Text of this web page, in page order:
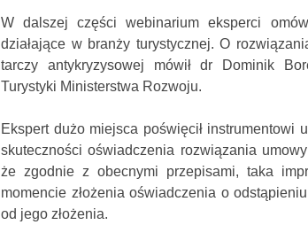
W dalszej części webinarium eksperci
działające w branży turystycznej. O
tarczy antykryzysowej mówił dr Dominik
Turystyki Ministerstwa Rozwoju.
Ekspert dużo miejsca poświęcił instrumentowi
skuteczności oświadczenia rozwiązania
że zgodnie z obecnymi przepisami, taka
momencie złożenia oświadczenia o
od jego złożenia.